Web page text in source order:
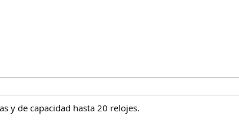
y de capacidad hasta 20 relojes.